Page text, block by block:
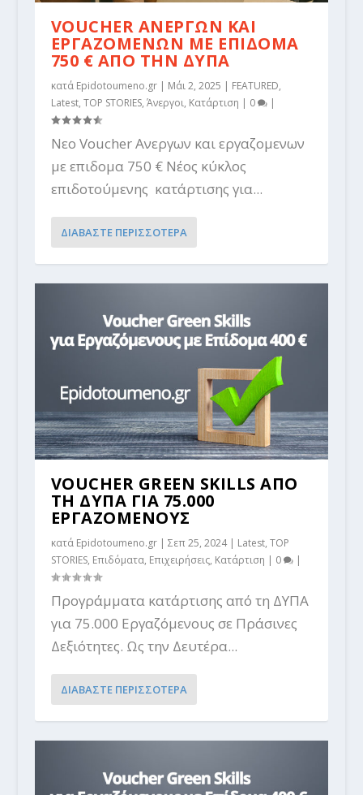
VOUCHER ΑΝΕΡΓΩΝ ΚΑΙ
ΕΡΓΑΖΟΜΕΝΩΝ ΜΕ ΕΠΙΔΟΜΑ
750 € ΑΠΟ ΤΗΝ ΔΥΠΑ
κατά Epidotoumeno.gr| Μάι 2, 2025 | FEATURED,
Latest, TOP STORIES, Άνεργοι, Κατάρτιση | 0 |
Νεο Voucher Ανεργων και εργαζομενων
με επιδομα 750 € Νέος κύκλος
επιδοτούμενης κατάρτισης για...
ΔΙΑΒΑΣΤΕ ΠΕΡΙΣΣΟΤΕΡΑ
VOUCHER GREEN SKILLS ΑΠΟ
ΤΗ ΔΥΠΑ ΓΙΑ 75.000
EΡΓΑΖΟΜΕΝΟΥΣ
κατά Epidotoumeno.gr| Σεπ 25, 2024| Latest, TOP
STORIES, Επιδόματα, Επιχειρήσεις, Κατάρτιση 0 |
Προγράμματα κατάρτισης από τη ΔΥΠΑ
για 75.000 Εργαζόμενους σε Πράσινες
Δεξιότητες. Ως την Δευτέρα...
ΔΙΑΒΑΣΤΕ ΠΕΡΙΣΣΟΤΕΡΑ